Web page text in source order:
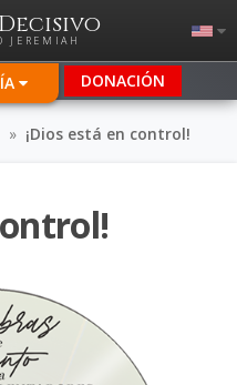
JEREMIAH
DONACIÓN
» ¡Dios está en control!